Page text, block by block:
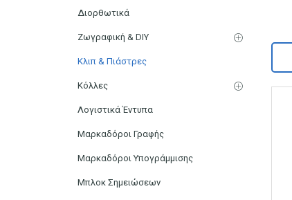
Διορθωτικά
Ζωγραφική & DIY
Κλιπ & Πιάστρες
Κόλλες
Λογιστικά Έντυπα
Μαρκαδόροι Γραφής
Μαρκαδόροι Υπογράμμισης
Μπλοκ Σημειώσεων